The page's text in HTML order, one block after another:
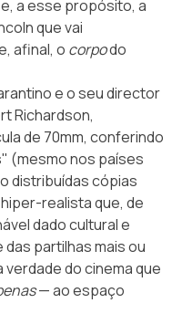
a esse propósito, a
que vai
afinal, o corpodo
e o seu director
Richardson,
de 70mm, conferindo
(mesmo nos países
distribuídas cópias
realista que, de
dado cultural e
partilhas mais ou
do cinema que
— ao espaço